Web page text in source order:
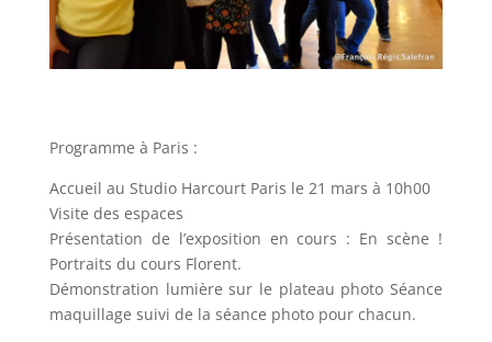
Programme à Paris :
Accueil au Studio Harcourt Paris le 21 mars à 10h00
Visite des espaces
Présentation de l’exposition en cours : En scène !
Portraits du cours Florent.
Démonstration lumière sur le plateau photo Séance
maquillage suivi de la séance photo pour chacun.